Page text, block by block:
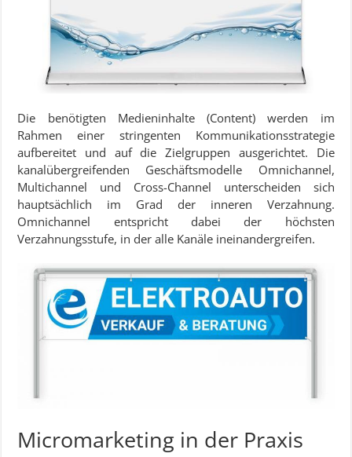
Die benötigten Medieninhalte (Content) werden im
Rahmen einer stringenten Kommunikationsstrategie
aufbereitet und auf die Zielgruppen ausgerichtet. Die
kanalübergreifenden Geschäftsmodelle Omnichannel,
Multichannel und Cross-Channel unterscheiden sich
hauptsächlich im Grad der inneren Verzahnung.
Omnichannel entspricht dabei der höchsten
Verzahnungsstufe, in der alle Kanäle ineinandergreifen.
Micromarketing in der Praxis